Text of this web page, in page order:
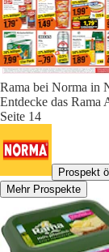
Rama bei Norma in
Entdecke das
Seite 14
Prospekt
Mehr Prospekte